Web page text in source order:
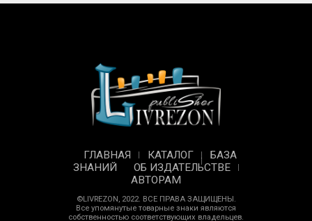
ГЛАВНАЯ КАТАЛОГ
БАЗА
ЗНАНИЙ
ОБ ИЗДАТЕЛЬСТВЕ
АВТОРАМ
©LIVREZON, 2022. ВСЕ ПРАВА ЗАЩИЩЕНЫ.
Все упомянутые товарные знаки являются
собственностью соответствующих владельцев.